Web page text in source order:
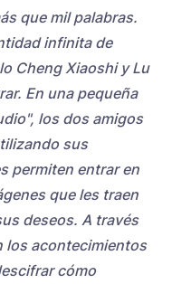
que mil palabras.
infinita de
Cheng Xiaoshi y Lu
En una pequeña
los dos amigos
sus
permiten entrar en
que les traen
deseos. A través
los acontecimientos
cómo